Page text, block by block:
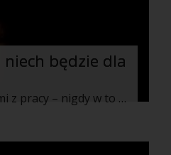
będzie dla
Gdy przyjdą wam do głowy jakiekolwiek łóżkowe historie z ludźmi z pracy – nigdy w to nie wchodźcie. Moja historia po przelotnym romansie powinna stać się dla Was przestrogą…